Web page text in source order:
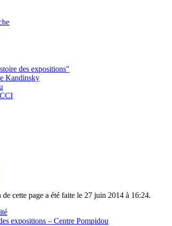
des expositions"
Kandinsky
cette page a été faite le 27 juin 2014 à 16:24.
expositions – Centre Pompidou